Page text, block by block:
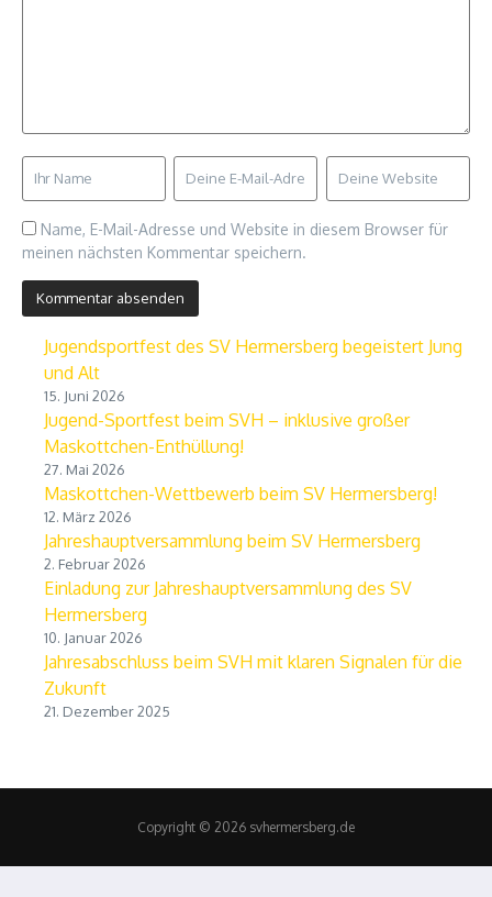
Name, E-Mail-Adresse und Website in diesem Browser für
meinen nächsten Kommentar speichern.
Jugendsportfest des SV Hermersberg begeistert Jung
und Alt
15. Juni 2026
Jugend-Sportfest beim SVH – inklusive großer
Maskottchen-Enthüllung!
27. Mai 2026
Maskottchen-Wettbewerb beim SV Hermersberg!
12. März 2026
Jahreshauptversammlung beim SV Hermersberg
2. Februar 2026
Einladung zur Jahreshauptversammlung des SV
Hermersberg
10. Januar 2026
Jahresabschluss beim SVH mit klaren Signalen für die
Zukunft
21. Dezember 2025
Copyright © 2026 svhermersberg.de